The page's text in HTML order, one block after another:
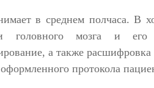
в среднем полчаса. В
головного мозга и его
а также
протокола